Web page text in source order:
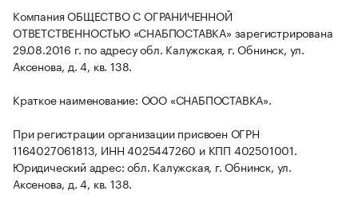
Компания ОБЩЕСТВО С ОГРАНИЧЕННОЙ
ОТВЕТСТВЕННОСТЬЮ «СНАБПОСТАВКА» зарегистрирована
29.08.2016 г. по адресу обл. Калужская, г. Обнинск, ул.
Аксенова, д. 4, кв. 138.
Краткое наименование: ООО «СНАБПОСТАВКА».
При регистрации организации присвоен ОГРН
1164027061813, ИНН 4025447260 и КПП 402501001.
Юридический адрес: обл. Калужская, г. Обнинск, ул.
Аксенова, д. 4, кв. 138.